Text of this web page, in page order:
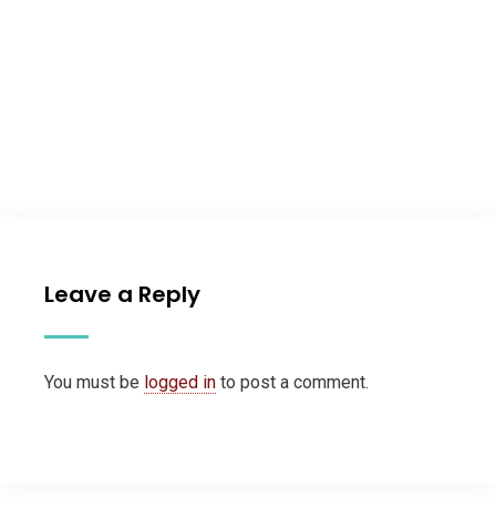
Leave a Reply
You must be logged in to post a comment.